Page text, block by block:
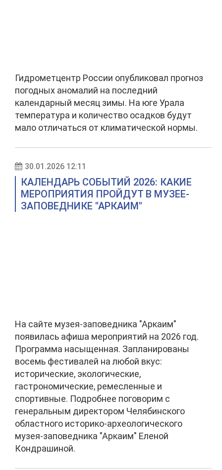
Гидрометцентр России опубликовал прогноз
погодных аномалий на последний
календарный месяц зимы. На юге Урала
температура и количество осадков будут
мало отличаться от климатической нормы.
30.01.2026 12:11
КАЛЕНДАРЬ СОБЫТИЙ 2026: КАКИЕ
МЕРОПРИЯТИЯ ПРОЙДУТ В МУЗЕЕ-
ЗАПОВЕДНИКЕ "АРКАИМ"
На сайте музея-заповедника "Аркаим"
появилась афиша мероприятий на 2026 год.
Программа насыщенная. Запланированы
восемь фестивалей на любой вкус:
исторические, экологические,
гастрономические, ремесленные и
спортивные. Подробнее поговорим с
генеральным директором Челябинского
областного историко-археологического
музея-заповедника "Аркаим" Еленой
Кондрашиной.